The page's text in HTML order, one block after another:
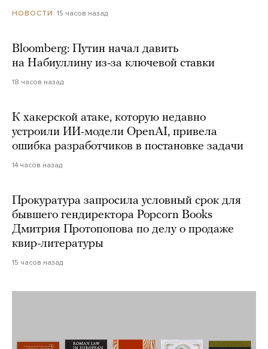
НОВОСТИ 15 часов назад
Bloomberg: Путин начал давить
на Набиуллину из-за ключевой ставки
18 часов назад
К хакерской атаке, которую недавно
устроили ИИ-модели OpenAI, привела
ошибка разработчиков в постановке задачи
14 часов назад
Прокуратура запросила условный срок для
бывшего гендиректора Popcorn Books
Дмитрия Протопопова по делу о продаже
квир-литературы
15 часов назад